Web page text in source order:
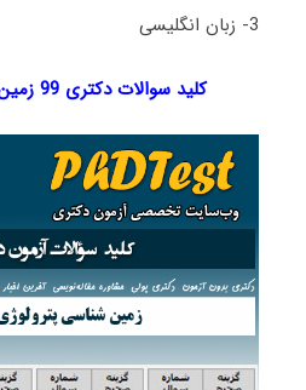
3- زبان انگلیسی
کلید سوالات دکتری 99 زمین شناسی پترولوژی